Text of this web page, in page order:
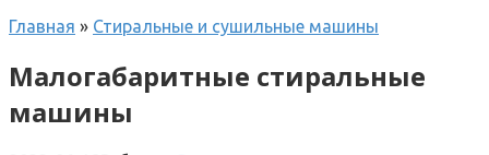
Главная » Стиральные и сушильные машины
Малогабаритные стиральные
машины